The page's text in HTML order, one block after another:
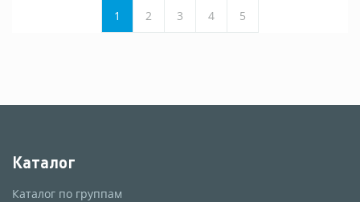
1 2 3 4 5
Каталог
Каталог по группам